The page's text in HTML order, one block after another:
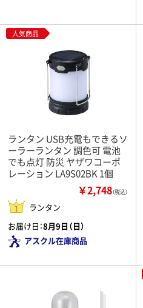
人気商品
ランタン USB充電もできるソ
ーラーランタン 調色可 電池
でも点灯 防災 ヤザワコーポ
レーション LA9S02BK 1個
￥2,748（税込）
ランタン
お届け日：8月9日（日）
アスクル在庫商品